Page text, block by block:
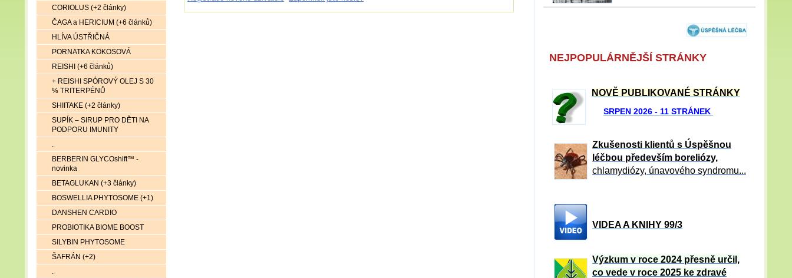
NEJPOPULÁRNĚJŠÍ STRÁNKY
NOVĚ PUBLIKOVANÉ STRÁNKY
SRPEN 2026 - 11 STRÁNEK
Zkušenosti klientů s Úspěšnou
léčbou především boreliózy,
chlamydiózy, únavového syndromu...
VIDEA A KNIHY 99/3
Výzkum v roce 2024 přesně určil,
co vede v roce 2025 ke zdravé
CORIOLUS (+2 články)
ČAGA a HERICIUM (+6 článků)
HLÍVA ÚSTŘIČNÁ
PORNATKA KOKOSOVÁ
REISHI (+6 článků)
+ REISHI SPÓROVÝ OLEJ S 30
% TRITERPÉNŮ
SHIITAKE (+2 články)
SUPÍK – SIRUP PRO DĚTI NA
PODPORU IMUNITY
.
BERBERIN GLYCOshift™ -
novinka
BETAGLUKAN (+3 články)
BOSWELLIA PHYTOSOME (+1)
DANSHEN CARDIO
PROBIOTIKA BIOME BOOST
SILYBIN PHYTOSOME
ŠAFRÁN (+2)
.